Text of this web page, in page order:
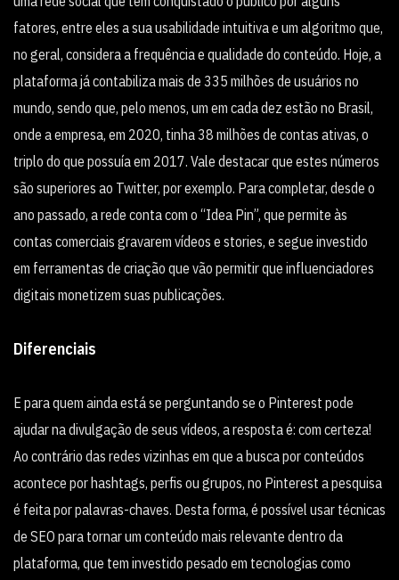
fatores, entre eles a sua usabilidade intuitiva e um algoritmo que,
no geral, considera a frequência e qualidade do conteúdo. Hoje, a
plataforma já contabiliza mais de 335 milhões de usuários no
mundo, sendo que, pelo menos, um em cada dez estão no Brasil,
onde a empresa, em 2020, tinha 38 milhões de contas ativas, o
triplo do que possuía em 2017. Vale destacar que estes números
são superiores ao Twitter, por exemplo. Para completar, desde o
ano passado, a rede conta com o “Idea Pin”, que permite às
contas comerciais gravarem vídeos e stories, e segue investido
em ferramentas de criação que vão permitir que influenciadores
digitais monetizem suas publicações.
Diferenciais
E para quem ainda está se perguntando se o Pinterest pode
ajudar na divulgação de seus vídeos, a resposta é: com certeza!
Ao contrário das redes vizinhas em que a busca por conteúdos
acontece por hashtags, perfis ou grupos, no Pinterest a pesquisa
é feita por palavras-chaves. Desta forma, é possível usar técnicas
de SEO para tornar um conteúdo mais relevante dentro da
plataforma, que tem investido pesado em tecnologias como